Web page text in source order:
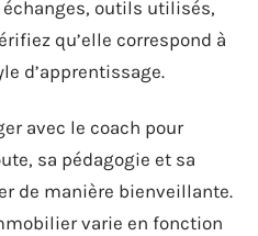
outils utilisés,
qu’elle correspond à
d’apprentissage.
avec le coach pour
sa pédagogie et sa
de manière bienveillante.
varie en fonction